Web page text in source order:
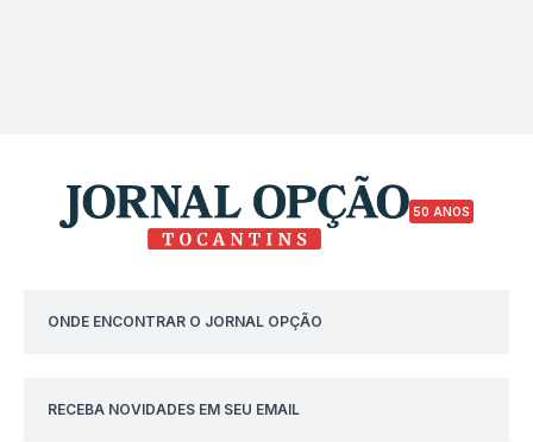
50 ANOS
ONDE ENCONTRAR O JORNAL OPÇÃO
RECEBA NOVIDADES EM SEU EMAIL